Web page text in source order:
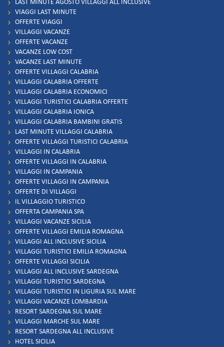
LAST MINUTE AGOSTO VILLAGGI ALL INCLUSIVE
VIAGGI LAST MINUTE
OFFERTE VIAGGI
VILLAGGI VACANZE
OFFERTE VACANZE
VACANZE LOW COST
VACANZE LAST MINUTE
OFFERTE VILLAGGI CALABRIA
VILLAGGI CALABRIA OFFERTE
VILLAGGI CALABRIA ECONOMICI
VILLAGGI TURISTICI CALABRIA OFFERTE
VILLAGGI CALABRIA IONICA
VILLAGGI CALABRIA BAMBINI GRATIS
LAST MINUTE VILLAGGI CALABRIA
OFFERTE VILLAGGI TURISTICI CALABRIA
VILLAGGI IN CALABRIA
OFFERTE VILLAGGI IN CALABRIA
VILLAGGI IN CAMPANIA
OFFERTE VILLAGGI IN CAMPANIA
OFFERTE DI VILLAGGI
IL VILLAGGIO TURISTICO
OFFERTA CAMPANIA SPA
VILLAGGI VACANZE SICILIA
OFFERTE VILLAGGI EMILIA ROMAGNA
VILLAGGI ALL INCLUSIVE SICILIA
VILLAGGI TURISTICI EMILIA ROMAGNA
OFFERTE VILLAGGI SICILIA
VILLAGGI ALL INCLUSIVE SARDEGNA
VILLAGGI TURISTICI SARDEGNA
VILLAGGI TURISTICI IN LIGURIA SUL MARE
VILLAGGI VACANZE LOMBARDIA
RESORT SARDEGNA SUL MARE
VILLAGGI MARCHE SUL MARE
RESORT SARDEGNA ALL INCLUSIVE
HOTEL SICILIA